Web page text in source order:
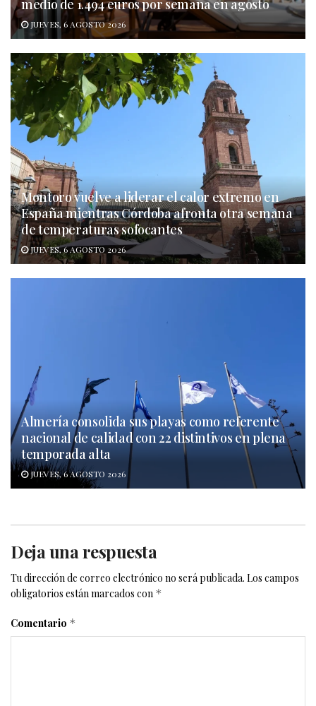
medio de 1.494 euros por semana en agosto
JUEVES, 6 AGOSTO 2026
Montoro vuelve a liderar el calor extremo en
España mientras Córdoba afronta otra semana
de temperaturas sofocantes
JUEVES, 6 AGOSTO 2026
Almería consolida sus playas como referente
nacional de calidad con 22 distintivos en plena
temporada alta
JUEVES, 6 AGOSTO 2026
Deja una respuesta
Tu dirección de correo electrónico no será publicada. Los campos
obligatorios están marcados con *
Comentario *